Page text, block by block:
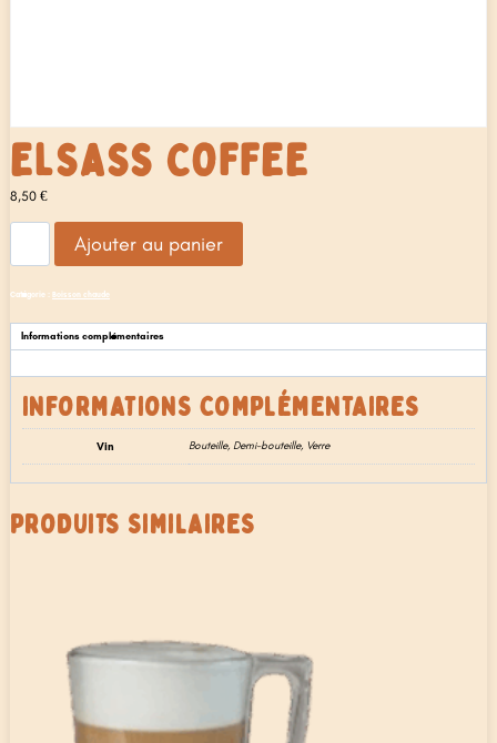
ELSASS COFFEE
8,50 €
Elsass
Ajouter au panier
Catégorie : Boisson chaude
Informations complémentaires
INFORMATIONS COMPLÉMENTAIRES
Vin Bouteille, Demi-bouteille, Verre
PRODUITS SIMILAIRES